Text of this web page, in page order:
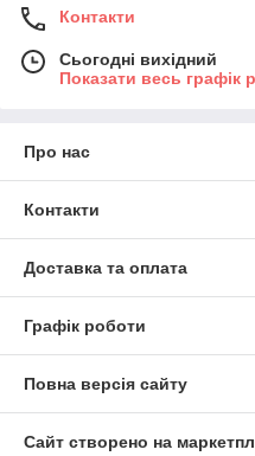
Контакти
Сьогодні вихідний
Показати весь графік
Про нас
Контакти
Доставка та оплата
Графік роботи
Повна версія сайту
Сайт створено на